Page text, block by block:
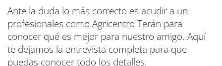
Ante la duda lo más correcto es acudir a un
profesionales como Agricentro Terán para
conocer qué es mejor para nuestro amigo. Aquí
te dejamos la entrevista completa para que
puedas conocer todo los detalles: